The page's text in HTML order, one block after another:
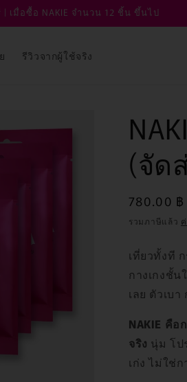
| เมื่อซื้อ NAKIE จำนวน 12 ชิ้น ขึ้นไป
รีวิวจากผู้ใช้จริง
(จัด
ราคา
ปกติ
780.00 ฿
รวมภาษีแล้ว
เที่ยวทั้งที
กางเกงชั้น
เลย ตัวเบา
NAKIE คือ
จริง นุ่ม โป
เก่ง ไม่ใช่